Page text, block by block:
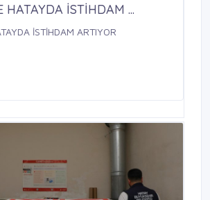
HATAYDA İSTİHDAM ...
İSTİHDAM ARTIYOR